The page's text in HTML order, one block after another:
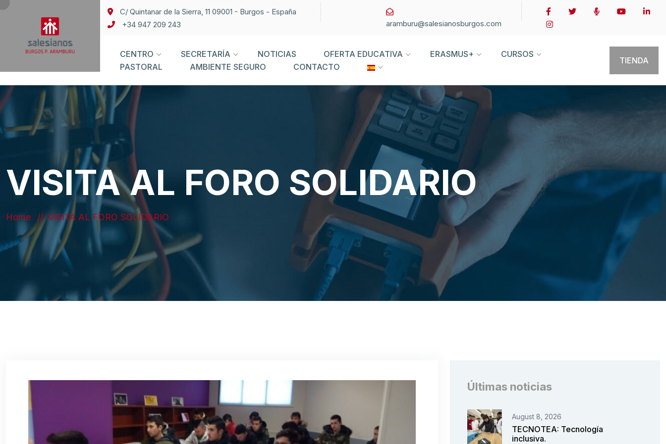
C/ Quintanar de la Sierra, 11 09001 - Burgos - España
+34 947 209 243
aramburu@salesianosburgos.com
CENTRO SECRETARÍA NOTICIAS OFERTA EDUCATIVA ERASMUS+
CURSOS
PASTORAL
AMBIENTE SEGURO CONTACTO
TIENDA
VISITA AL FORO SOLIDARIO
Home VISITA AL FORO SOLIDARIO
Últimas noticias
August 8, 2026
TECNOTEA: Tecnología
inclusiva.